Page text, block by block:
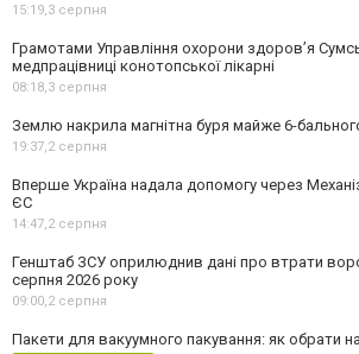
15:19,3 серпня
Грамотами Управління охорони здоров’я
медпрацівниці конотопської лікарні
08:18,3 серпня
Землю накрила магнітна буря майже 6-
19:37,2 серпня
Вперше Україна надала допомогу через
ЄС
14:47,2 серпня
Генштаб ЗСУ оприлюднив дані про втрати
серпня 2026 року
09:00,2 серпня
Пакети для вакуумного пакування: як обрати